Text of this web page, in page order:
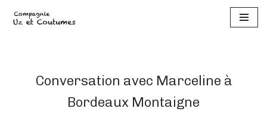
Conversation avec Marceline à
Bordeaux Montaigne